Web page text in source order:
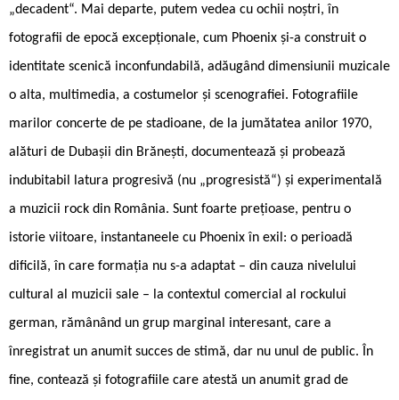
„decadent“. Mai departe, putem vedea cu ochii noștri, în
fotografii de epocă excepționale, cum Phoenix și-a construit o
identitate scenică inconfundabilă, adăugând dimensiunii muzicale
o alta, multimedia, a costumelor și scenografiei. Fotografiile
marilor concerte de pe stadioane, de la jumătatea anilor 1970,
alături de Dubașii din Brănești, documentează și probează
indubitabil latura progresivă (nu „progresistă“) și experimentală
a muzicii rock din România. Sunt foarte prețioase, pentru o
istorie viitoare, instantaneele cu Phoenix în exil: o perioadă
dificilă, în care formația nu s-a adaptat – din cauza nivelului
cultural al muzicii sale – la contextul comercial al rockului
german, rămânând un grup marginal interesant, care a
înregistrat un anumit succes de stimă, dar nu unul de public. În
fine, contează și fotografiile care atestă un anumit grad de